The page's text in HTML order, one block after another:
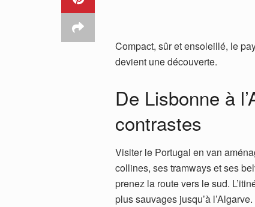
Compact, sûr et ensoleillé, le
devient une découverte.
De Lisbonne à
contrastes
Visiter le Portugal en van
collines, ses tramways et ses
prenez la route vers le sud.
plus sauvages jusqu’à